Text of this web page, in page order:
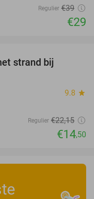
Regulier €39
€29
strand bij
9.8 star
Regulier €22,15
€14,50